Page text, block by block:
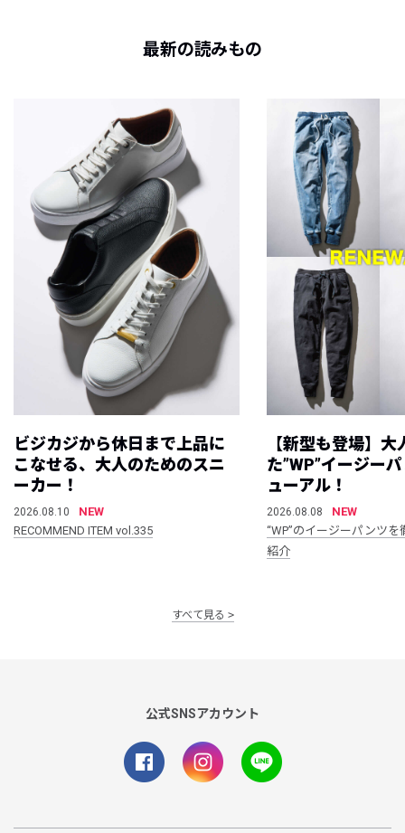
最新の読みもの
ビジカジから休日まで上品に
こなせる、大人のためのスニ
ーカー！
2026.08.10
NEW
RECOMMEND ITEM vol.335
【新型も登場】大
た”WP”イージー
ューアル！
2026.08.08
NEW
“WP”のイージーパンツ
紹介
すべて見る
公式SNSアカウント